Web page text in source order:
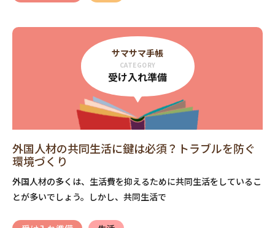
サマサマ手帳
CATEGORY
受け入れ準備
外国人材の共同生活に鍵は必須？トラブルを防ぐ
環境づくり
外国人材の多くは、生活費を抑えるために共同生活をしているこ
とが多いでしょう。しかし、共同生活で